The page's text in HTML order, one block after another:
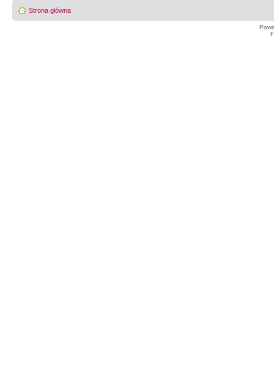
Strona główna